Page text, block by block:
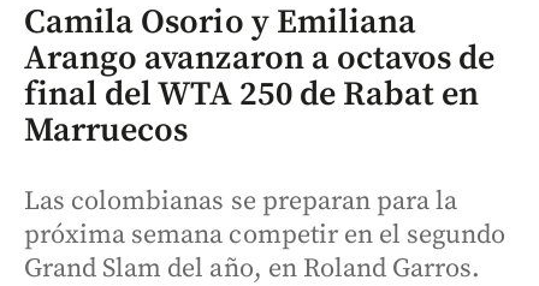
Camila Osorio y Emiliana
Arango avanzaron a octavos de
final del WTA 250 de Rabat en
Marruecos
Las colombianas se preparan para la
próxima semana competir en el segundo
Grand Slam del año, en Roland Garros.